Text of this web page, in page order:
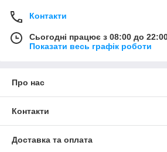
Контакти
Сьогодні працює з 08:00 до
Показати весь графік роботи
Про нас
Контакти
Доставка та оплата